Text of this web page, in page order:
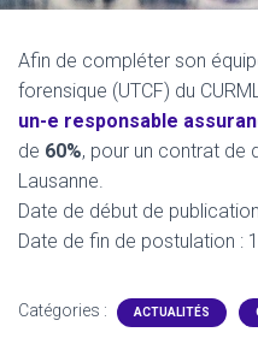
Afin de compléter son
forensique (UTCF) du
un-e responsable
de 60%, pour un contrat de
Lausanne.
Date de début de
Date de fin de postulation :
Catégories : ACTUALITÉS